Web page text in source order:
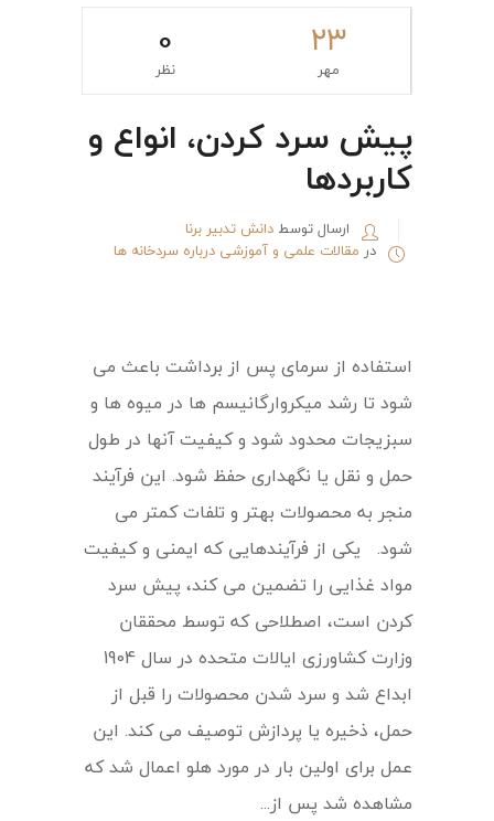
۲۳
مهر
0
نظر
پیش سرد کردن، انواع و
کاربردها
ارسال توسط دانش تدبیر برنا
در مقالات علمی و آموزشی درباره سردخانه ها
استفاده از سرمای پس از برداشت باعث می
شود تا رشد میکروارگانیسم ها در میوه ها و
سبزیجات محدود شود و کیفیت آنها در طول
حمل و نقل یا نگهداری حفظ شود. این فرآیند
منجر به محصولات بهتر و تلفات کمتر می
شود. یکی از فرآیندهایی که ایمنی و کیفیت
مواد غذایی را تضمین می کند، پیش سرد
کردن است، اصطلاحی که توسط محققان
وزارت کشاورزی ایالات متحده در سال 1904
ابداع شد و سرد شدن محصولات را قبل از
حمل، ذخیره یا پردازش توصیف می کند. این
عمل برای اولین بار در مورد هلو اعمال شد که
مشاهده شد پس از...